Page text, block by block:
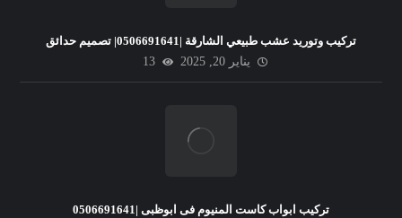
تركيب وتوريد عشب طبيعي الشارقة |0506691641| تصميم حدائق
يناير 20, 2025
13
تركيب ابواب كاست المنيوم فى ابوظبى |0506691641